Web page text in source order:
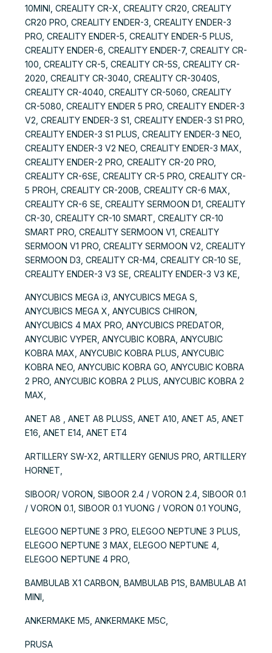
10MINI, CREALITY CR-X, CREALITY CR20, CREALITY
CR20 PRO, CREALITY ENDER-3, CREALITY ENDER-3
PRO, CREALITY ENDER-5, CREALITY ENDER-5 PLUS,
CREALITY ENDER-6, CREALITY ENDER-7, CREALITY CR-
100, CREALITY CR-5, CREALITY CR-5S, CREALITY CR-
2020, CREALITY CR-3040, CREALITY CR-3040S,
CREALITY CR-4040, CREALITY CR-5060, CREALITY
CR-5080, CREALITY ENDER 5 PRO, CREALITY ENDER-3
V2, CREALITY ENDER-3 S1, CREALITY ENDER-3 S1 PRO,
CREALITY ENDER-3 S1 PLUS, CREALITY ENDER-3 NEO,
CREALITY ENDER-3 V2 NEO, CREALITY ENDER-3 MAX,
CREALITY ENDER-2 PRO, CREALITY CR-20 PRO,
CREALITY CR-6SE, CREALITY CR-5 PRO, CREALITY CR-
5 PROH, CREALITY CR-200B, CREALITY CR-6 MAX,
CREALITY CR-6 SE, CREALITY SERMOON D1, CREALITY
CR-30, CREALITY CR-10 SMART, CREALITY CR-10
SMART PRO, CREALITY SERMOON V1, CREALITY
SERMOON V1 PRO, CREALITY SERMOON V2, CREALITY
SERMOON D3, CREALITY CR-M4, CREALITY CR-10 SE,
CREALITY ENDER-3 V3 SE, CREALITY ENDER-3 V3 KE,
ANYCUBICS MEGA i3, ANYCUBICS MEGA S,
ANYCUBICS MEGA X, ANYCUBICS CHIRON,
ANYCUBICS 4 MAX PRO, ANYCUBICS PREDATOR,
ANYCUBIC VYPER, ANYCUBIC KOBRA, ANYCUBIC
KOBRA MAX, ANYCUBIC KOBRA PLUS, ANYCUBIC
KOBRA NEO, ANYCUBIC KOBRA GO, ANYCUBIC KOBRA
2 PRO, ANYCUBIC KOBRA 2 PLUS, ANYCUBIC KOBRA 2
MAX,
ANET A8 , ANET A8 PLUSS, ANET A10, ANET A5, ANET
E16, ANET E14, ANET ET4
ARTILLERY SW-X2, ARTILLERY GENIUS PRO, ARTILLERY
HORNET,
SIBOOR/ VORON, SIBOOR 2.4 / VORON 2.4, SIBOOR 0.1
/ VORON 0.1, SIBOOR 0.1 YUONG / VORON 0.1 YOUNG,
ELEGOO NEPTUNE 3 PRO, ELEGOO NEPTUNE 3 PLUS,
ELEGOO NEPTUNE 3 MAX, ELEGOO NEPTUNE 4,
ELEGOO NEPTUNE 4 PRO,
BAMBULAB X1 CARBON, BAMBULAB P1S, BAMBULAB A1
MINI,
ANKERMAKE M5, ANKERMAKE M5C,
PRUSA